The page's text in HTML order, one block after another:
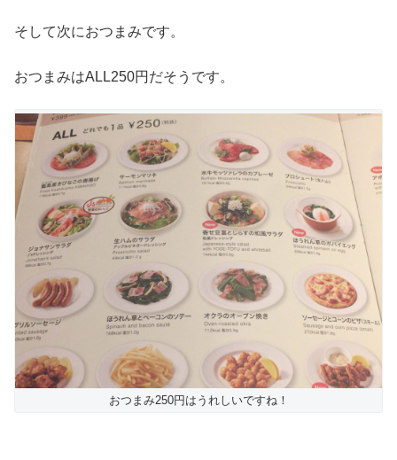
そして次におつまみです。
おつまみはALL250円だそうです。
おつまみ250円はうれしいですね！